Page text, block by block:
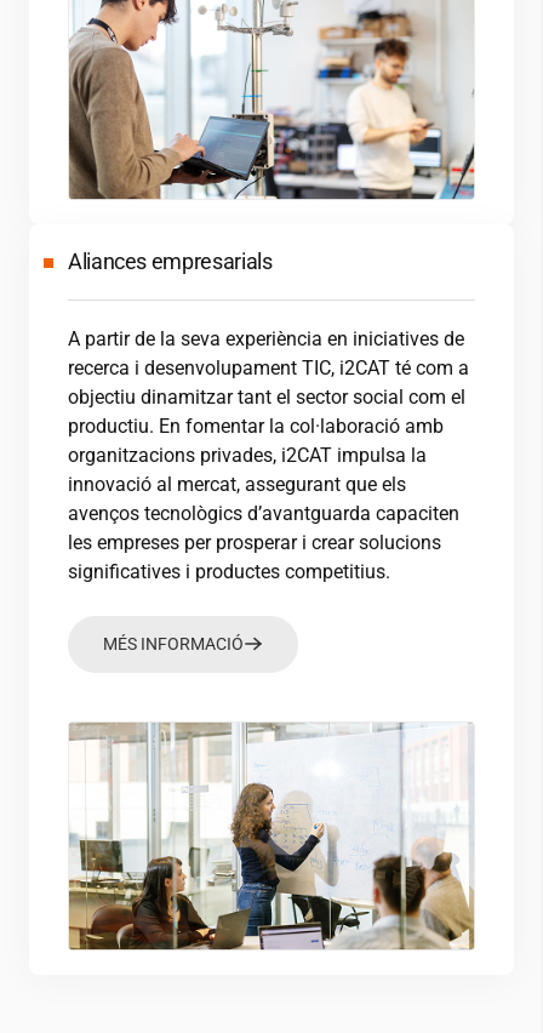
Aliances empresarials
A partir de la seva experiència en iniciatives de
recerca i desenvolupament TIC, i2CAT té com a
objectiu dinamitzar tant el sector social com el
productiu. En fomentar la col·laboració amb
organitzacions privades, i2CAT impulsa la
innovació al mercat, assegurant que els
avenços tecnològics d’avantguarda capaciten
les empreses per prosperar i crear solucions
significatives i productes competitius.
MÉS INFORMACIÓ